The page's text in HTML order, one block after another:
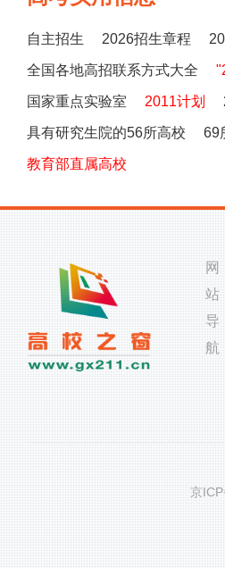
自主招生 2026招生章程
全国各地高招联系方式大全
国家重点实验室 2011计划
具有研究生院的56所高校 69
教育部直属高校
网
站
导
航
京